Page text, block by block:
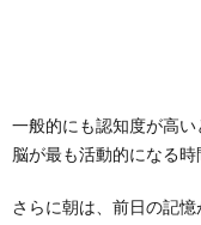
一般的にも認知度が高
脳が最も活動的になる時
さらに朝は、前日の記憶